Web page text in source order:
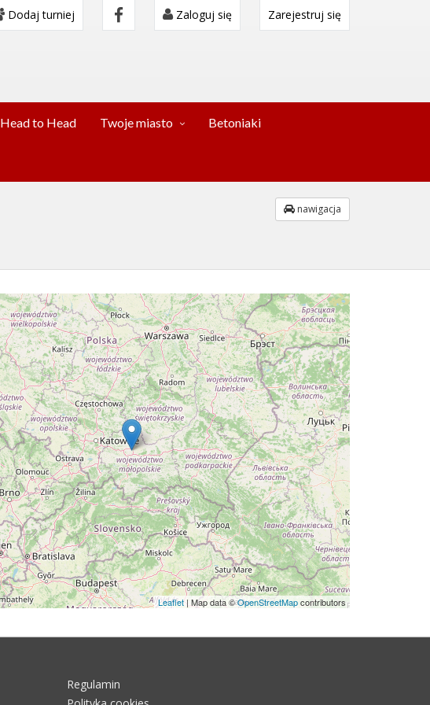
Dodaj turniej Zaloguj się Zarejestruj się
Head to Head Twoje miasto Betoniaki
nawigacja
Leaflet| Map data ©OpenStreetMapcontributors
Regulamin